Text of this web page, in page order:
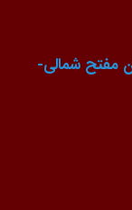
مفتح شمالی-